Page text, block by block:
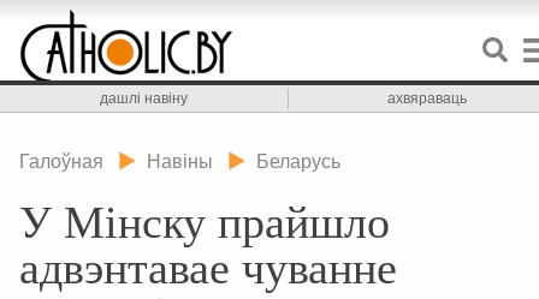
дашлі навіну ахвяраваць
Галоўная Навіны Беларусь
У Мінску прайшло
адвэнтавае чуванне